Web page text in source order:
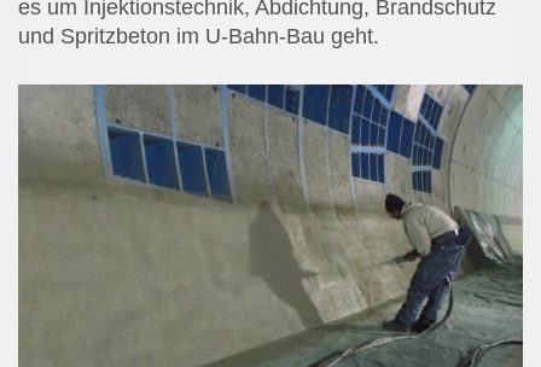
es um Injektionstechnik, Abdichtung, Brandschutz
und Spritzbeton im U-Bahn-Bau geht.